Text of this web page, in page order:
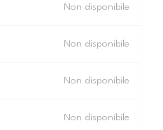
Non disponibile
Non disponibile
Non disponibile
Non disponibile